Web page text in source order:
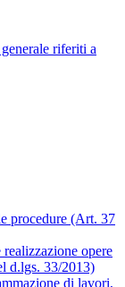
riferiti a
procedure (Art. 37
opere
d.lgs. 33/2013)
di lavori,